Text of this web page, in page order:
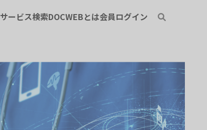
サービス検索DOCWEBとは会員ログイン